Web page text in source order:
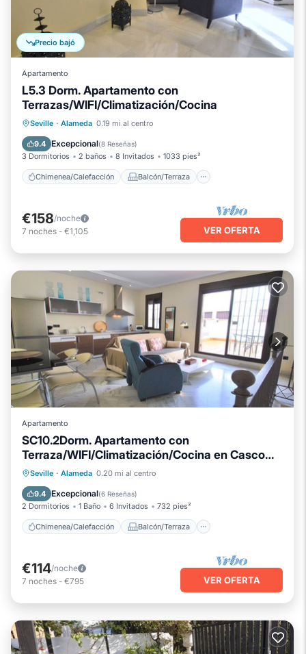
Precio bajó
Apartamento
L5.3 Dorm. Apartamento con
Terrazas/WIFI/Climatización/Cocina
Seville · Alameda 0.19 mi al centro
9.4 Excepcional(8 Reseñas)
3 Dormitorios 2 baños 8 Invitados 1033 pies²
Chimenea/Calefacción Balcón/Terraza
Chimenea/Calefacción
Se admiten mascotas
€158/noche
7 noches - €1,105 VER OFERTA
Apartamento
SC10.2Dorm. Apartamento con
Terraza/WIFI/Climatización/Cocina en Casco
Histórico
Seville · Alameda 0.20 mi al centro
9.4 Excepcional(6 Reseñas)
2 Dormitorios 1 Baño 6 Invitados 732 pies²
Chimenea/Calefacción Balcón/Terraza
Chimenea/Calefacción
Se admiten mascotas
€114/noche
7 noches - €795 VER OFERTA